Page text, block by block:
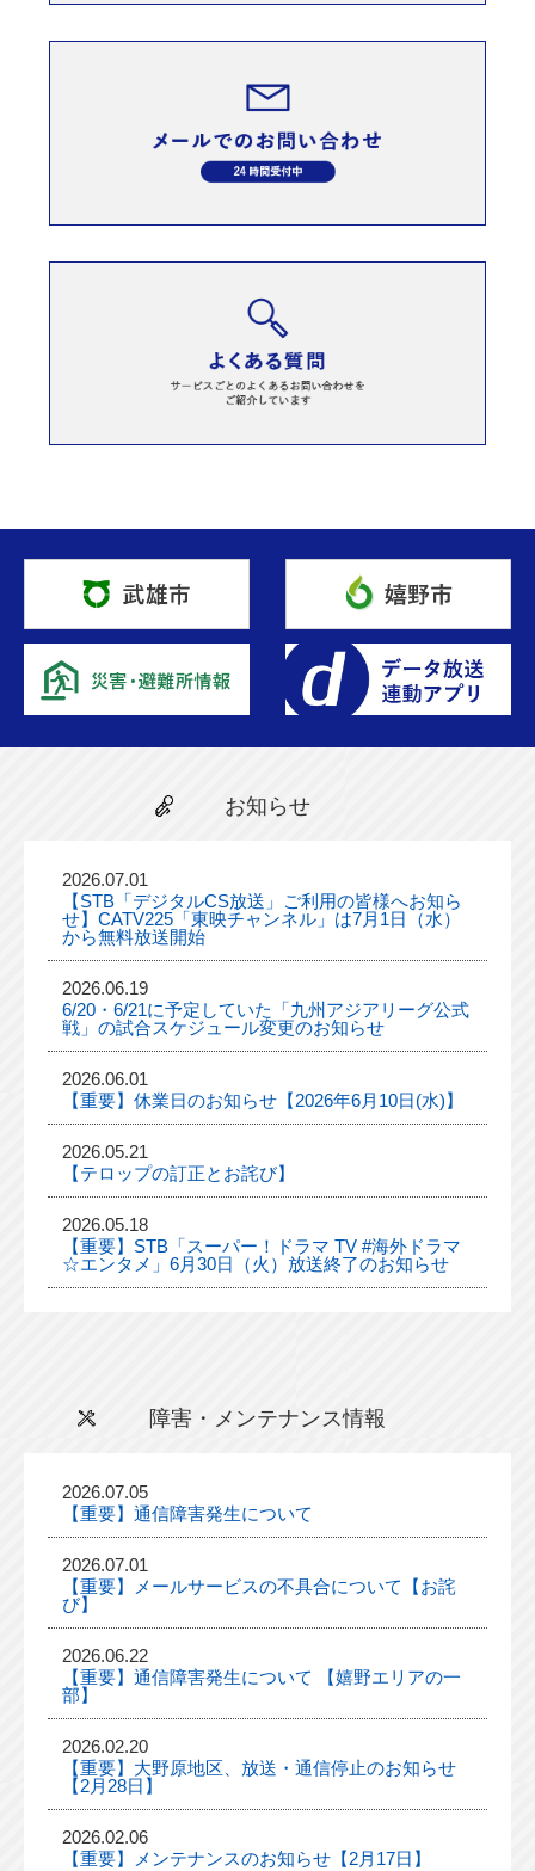
お知らせ
2026.07.01
【STB「デジタルCS放送」ご利用の皆様へお知ら
せ】CATV225「東映チャンネル」は7月1日（水）
から無料放送開始
2026.06.19
6/20・6/21に予定していた「九州アジアリーグ公式
戦」の試合スケジュール変更のお知らせ
2026.06.01
【重要】休業日のお知らせ【2026年6月10日(水)】
2026.05.21
【テロップの訂正とお詫び】
2026.05.18
【重要】STB「スーパー！ドラマ TV #海外ドラマ
☆エンタメ」6月30日（火）放送終了のお知らせ
障害・メンテナンス情報
2026.07.05
【重要】通信障害発生について
2026.07.01
【重要】メールサービスの不具合について【お詫
び】
2026.06.22
【重要】通信障害発生について 【嬉野エリアの一
部】
2026.02.20
【重要】大野原地区、放送・通信停止のお知らせ
【2月28日】
2026.02.06
【重要】メンテナンスのお知らせ【2月17日】